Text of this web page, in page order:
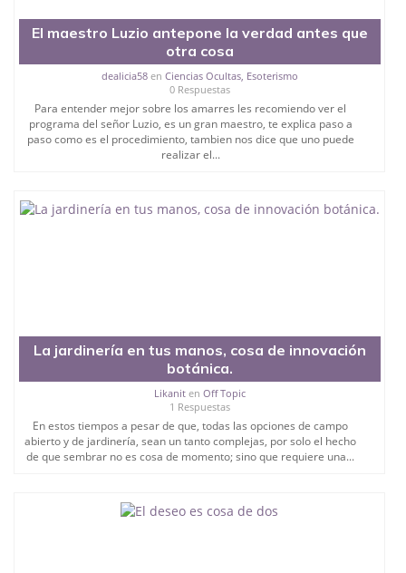
El maestro Luzio antepone la verdad antes que
otra cosa
dealicia58en Ciencias Ocultas, Esoterismo
0 Respuestas
Para entender mejor sobre los amarres les recomiendo ver el
programa del señor Luzio, es un gran maestro, te explica paso a
paso como es el procedimiento, tambien nos dice que uno puede
realizar el...
La jardinería en tus manos, cosa de innovación
botánica.
Likaniten Off Topic
1 Respuestas
En estos tiempos a pesar de que, todas las opciones de campo
abierto y de jardinería, sean un tanto complejas, por solo el hecho
de que sembrar no es cosa de momento; sino que requiere una...